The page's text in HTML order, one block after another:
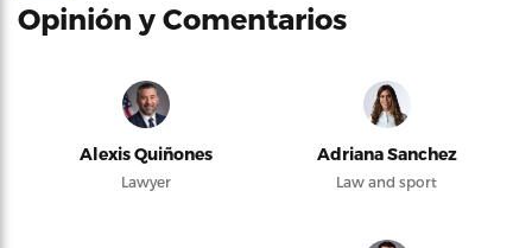
Opinión y Comentarios
Alexis Quiñones
Lawyer
Adriana Sanchez
Law and sport